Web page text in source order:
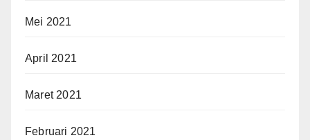
Mei 2021
April 2021
Maret 2021
Februari 2021